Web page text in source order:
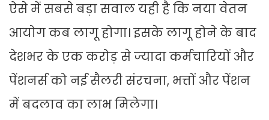
ऐसे में सबसे बड़ा सवाल यही है कि नया वेतन
आयोग कब लागू होगा। इसके लागू होने के बाद
देशभर के एक करोड़ से ज्यादा कर्मचारियों और
पेंशनर्स को नई सैलरी संरचना, भत्तों और पेंशन
में बदलाव का लाभ मिलेगा।